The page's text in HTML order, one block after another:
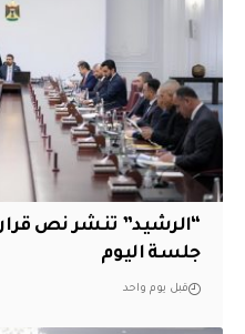
“الرشيد” تنشر نص
جلسة اليوم
قبل يوم واحد